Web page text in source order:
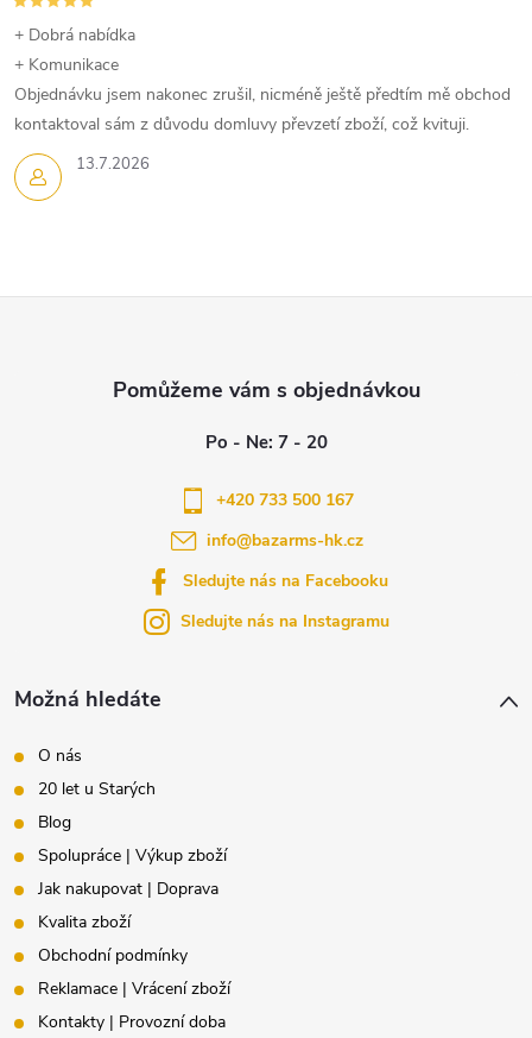
v
k
y
v
ý
i
13.7.2026
+ Dobrá nabídka
+ Komunikace
Objednávku jsem nakonec zrušil, nicméně ještě předtím mě obchod
kontaktoval sám z důvodu domluvy převzetí zboží, což kvituji.
Možná hledáte
O nás
20 let u Starých
Blog
Spolupráce | Výkup zboží
Jak nakupovat | Doprava
Kvalita zboží
Obchodní podmínky
Reklamace | Vrácení zboží
Kontakty | Provozní doba
info@bazarms-hk.cz
+420 733 500 167
Sledujte nás na Facebooku
Sledujte nás na Instagramu